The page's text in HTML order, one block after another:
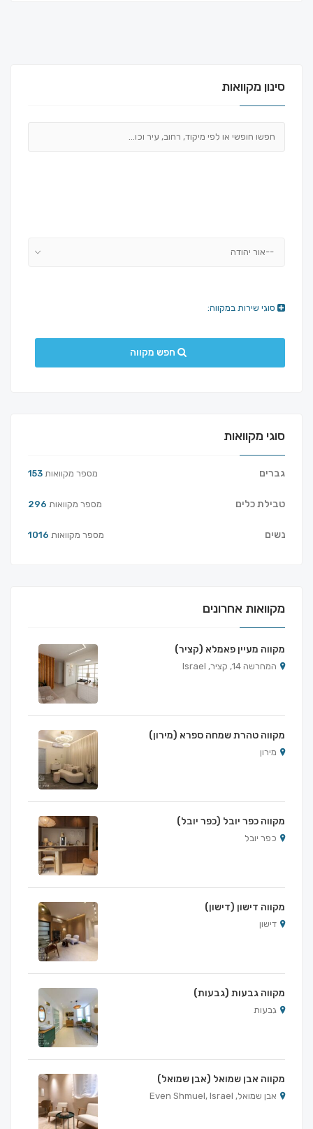
סינון מקוואות
--אור יהודה
סוגי שירות במקווה:
חפש מקווה
סוגי מקוואות
גברים 153 מספר מקוואות
טבילת כלים 296 מספר מקוואות
נשים 1016 מספר מקוואות
מקוואות אחרונים
מקווה מעיין פאמלא (קציר)
המחרשה 14, קציר, Israel
מקווה טהרת שמחה ספרא (מירון)
מירון
מקווה כפר יובל (כפר יובל)
כפר יובל
מקווה דישון (דישון)
דישון
מקווה גבעות (גבעות)
גבעות
מקווה אבן שמואל (אבן שמואל)
אבן שמואל, Even Shmuel, Israel